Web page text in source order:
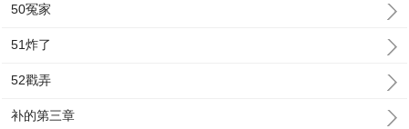
50冤家
51炸了
52戳弄
补的第三章